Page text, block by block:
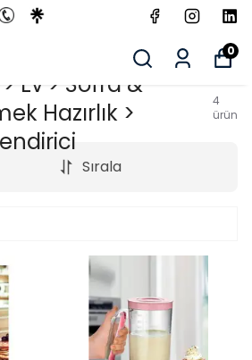
0
Ev > Sofra &
Hazırlık >
4
ürün
Sırala